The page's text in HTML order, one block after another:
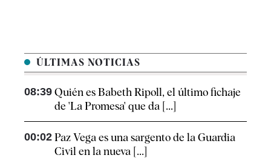
ÚLTIMAS NOTICIAS
08:39 Quién es Babeth Ripoll, el último fichaje
de 'La Promesa' que da [...]
00:02 Paz Vega es una sargento de la Guardia
Civil en la nueva [...]